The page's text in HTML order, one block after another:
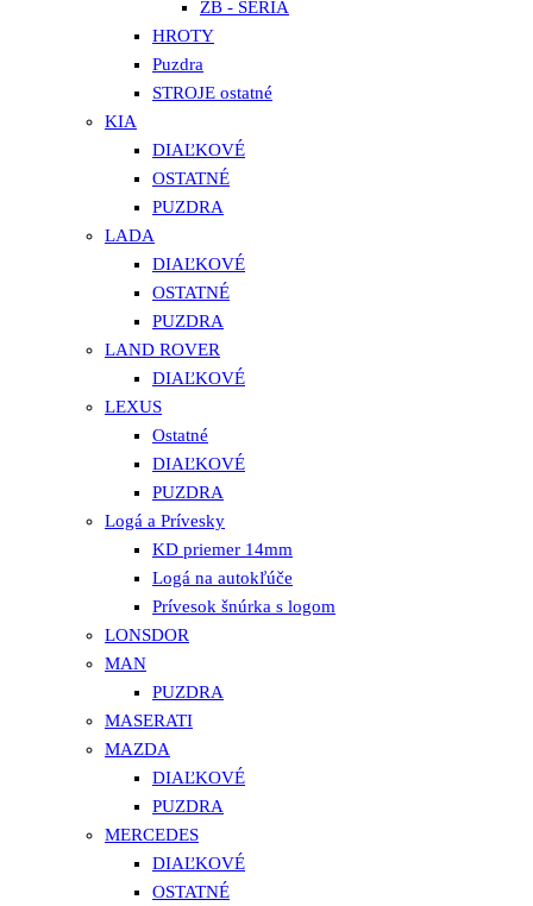
ZB - SÉRIA
HROTY
Puzdra
STROJE ostatné
KIA
DIAĽKOVÉ
OSTATNÉ
PUZDRA
LADA
DIAĽKOVÉ
OSTATNÉ
PUZDRA
LAND ROVER
DIAĽKOVÉ
LEXUS
Ostatné
DIAĽKOVÉ
PUZDRA
Logá a Prívesky
KD priemer 14mm
Logá na autokľúče
Prívesok šnúrka s logom
LONSDOR
MAN
PUZDRA
MASERATI
MAZDA
DIAĽKOVÉ
PUZDRA
MERCEDES
DIAĽKOVÉ
OSTATNÉ